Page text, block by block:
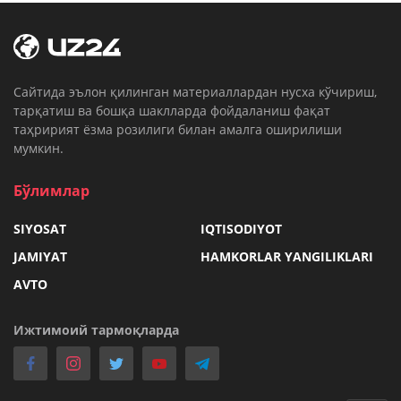
Cайтида эълон қилинган материаллардан нусха кўчириш,
тарқатиш ва бошқа шаклларда фойдаланиш фақат
таҳририят ёзма розилиги билан амалга оширилиши
мумкин.
Бўлимлар
SIYOSAT
IQTISODIYOT
JAMIYAT
HAMKORLAR YANGILIKLARI
AVTO
Ижтимоий тармоқларда